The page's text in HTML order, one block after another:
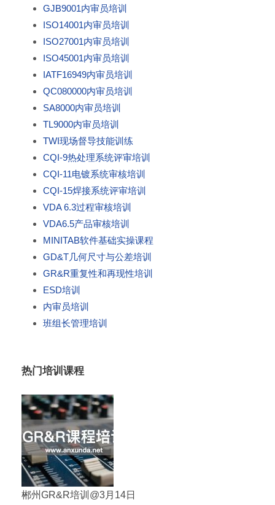
GJB9001内审员培训
ISO14001内审员培训
ISO27001内审员培训
ISO45001内审员培训
IATF16949内审员培训
QC080000内审员培训
SA8000内审员培训
TL9000内审员培训
TWI现场督导技能训练
CQI-9热处理系统评审培训
CQI-11电镀系统审核培训
CQI-15焊接系统评审培训
VDA 6.3过程审核培训
VDA6.5产品审核培训
MINITAB软件基础实操课程
GD&T几何尺寸与公差培训
GR&R重复性和再现性培训
ESD培训
内审员培训
班组长管理培训
热门培训课程
郴州GR&R培训@3月14日